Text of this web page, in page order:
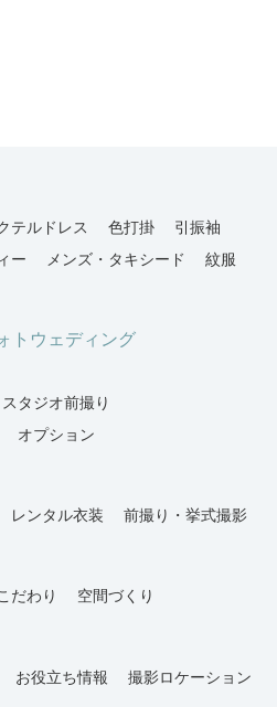
テルドレス 色打掛
引振袖
ー メンズ・タキシード
紋服
トウェディング
スタジオ前撮り
オプション
レンタル衣装 前撮り・挙式撮影
だわり 空間づくり
お役立ち情報 撮影ロケーション